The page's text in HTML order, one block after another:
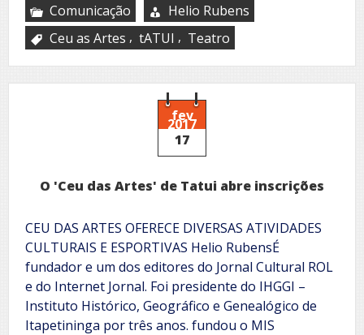
Comunicação
Helio Rubens
Ceu as Artes , tATUI , Teatro
fev
2017
17
O 'Ceu das Artes' de Tatui abre inscrições
CEU DAS ARTES OFERECE DIVERSAS ATIVIDADES
CULTURAIS E ESPORTIVAS Helio RubensÉ
fundador e um dos editores do Jornal Cultural ROL
e do Internet Jornal. Foi presidente do IHGGI –
Instituto Histórico, Geográfico e Genealógico de
Itapetininga por três anos. fundou o MIS